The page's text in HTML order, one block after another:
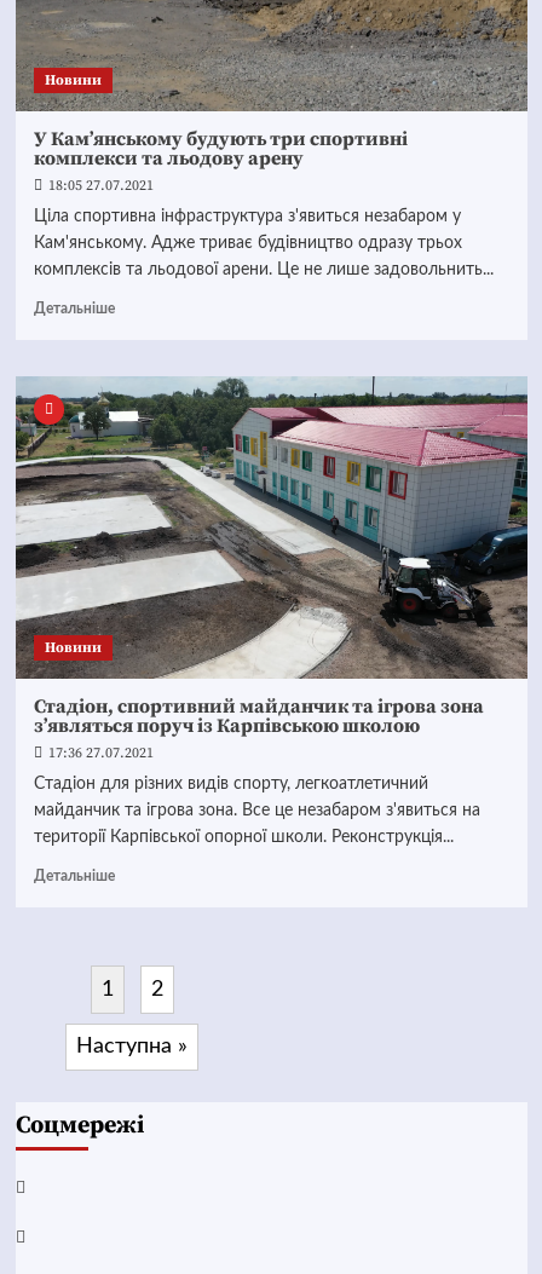
Новини
У Кам’янському будують три спортивні
комплекси та льодову арену
18:05 27.07.2021
Ціла спортивна інфраструктура з'явиться незабаром у
Кам'янському. Адже триває будівництво одразу трьох
комплексів та льодової арени. Це не лише задовольнить...
Детальніше
Новини
Стадіон, спортивний майданчик та ігрова зона
з’являться поруч із Карпівською школою
17:36 27.07.2021
Стадіон для різних видів спорту, легкоатлетичний
майданчик та ігрова зона. Все це незабаром з'явиться на
території Карпівської опорної школи. Реконструкція...
Детальніше
1 2
Наступна »
Соцмережі
Facebook
YouTube